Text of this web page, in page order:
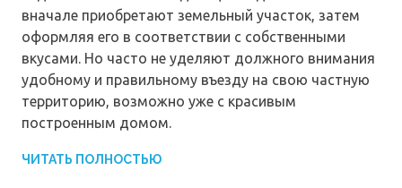
вначале приобретают земельный участок, затем
оформляя его в соответствии с собственными
вкусами. Но часто не уделяют должного внимания
удобному и правильному въезду на свою частную
территорию, возможно уже с красивым
построенным домом.
ЧИТАТЬ ПОЛНОСТЬЮ